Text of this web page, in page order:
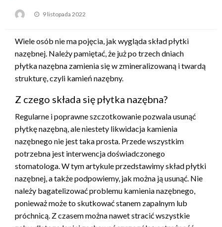
Opublikowane
9 listopada 2022
Wiele osób nie ma pojęcia, jak wygląda skład płytki
nazębnej. Należy pamiętać, że już po trzech dniach
płytka nazębna zamienia się w zmineralizowaną i twardą
strukturę, czyli kamień nazębny.
Z czego składa się płytka nazębna?
Regularne i poprawne szczotkowanie pozwala usunąć
płytkę nazębną, ale niestety likwidacja kamienia
nazębnego nie jest taka prosta. Przede wszystkim
potrzebna jest interwencja doświadczonego
stomatologa. W tym artykule przedstawimy skład płytki
nazębnej, a także podpowiemy, jak można ją usunąć. Nie
należy bagatelizować problemu kamienia nazębnego,
ponieważ może to skutkować stanem zapalnym lub
próchnicą. Z czasem można nawet stracić wszystkie